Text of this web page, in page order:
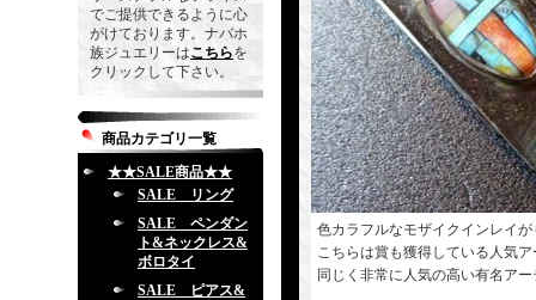
でご提供できるように心
がけております。ナバホ
族ジュエリーはこちらを
クリックして下さい。
商品カテゴリ一覧
★★SALE商品★★
SALE リング
SALE ペンダン
ト&ネックレス&
ボロタイ
SALE ピアス&
色カラフルなモザイクインレイ
こちらは賞も獲得している人気
同じく非常に人気の高い有名ア